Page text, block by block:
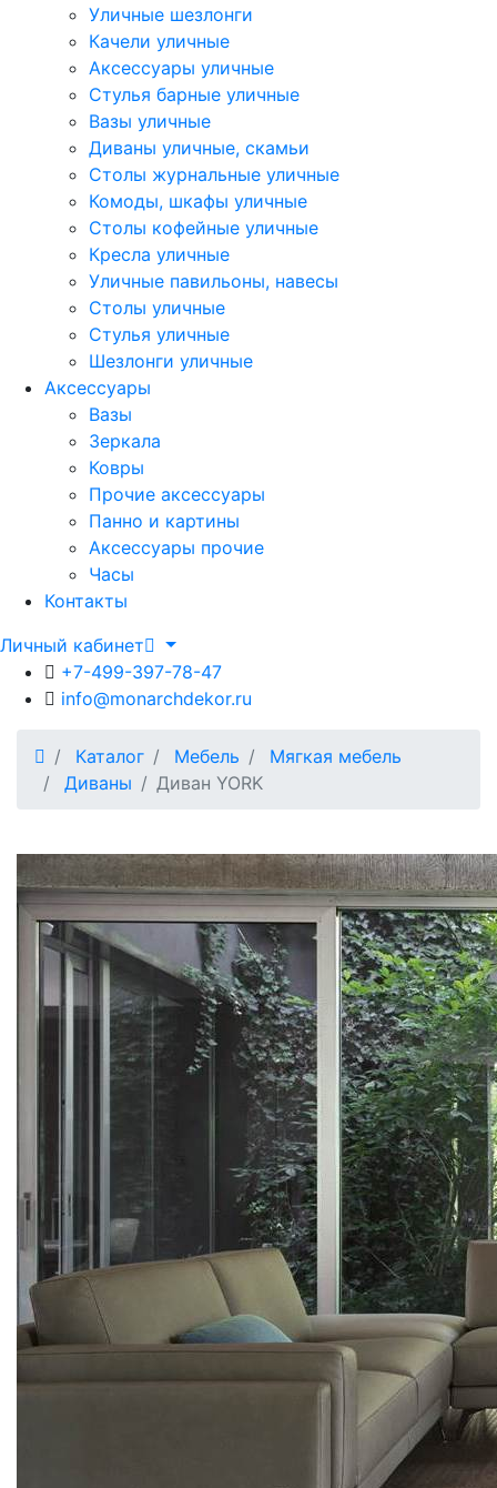
Уличные шезлонги
Качели уличные
Аксессуары уличные
Стулья барные уличные
Вазы уличные
Диваны уличные, скамьи
Столы журнальные уличные
Комоды, шкафы уличные
Столы кофейные уличные
Кресла уличные
Уличные павильоны, навесы
Столы уличные
Стулья уличные
Шезлонги уличные
Аксессуары
Вазы
Зеркала
Ковры
Прочие аксессуары
Панно и картины
Аксессуары прочие
Часы
Контакты
Личный кабинет
+7-499-397-78-47
info@monarchdekor.ru
Каталог Мебель
Мягкая мебель
Диваны
Диван YORK